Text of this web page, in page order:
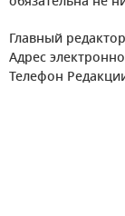
Главный
Адрес
Телефон